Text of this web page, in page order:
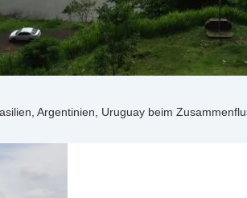
Argentinien, Uruguay beim